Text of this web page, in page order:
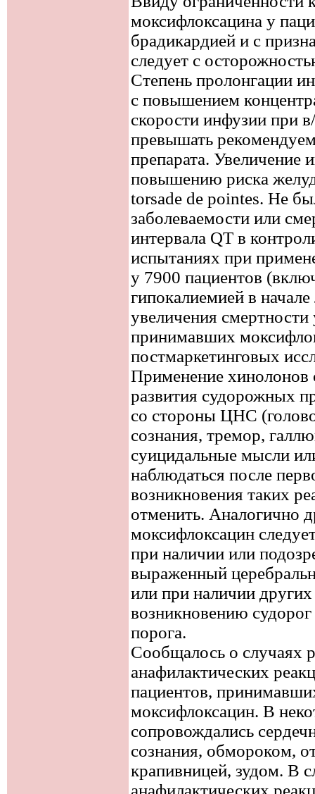
моксифлоксацина у
брадикардией и с
следует с
Степень пролонгации
с повышением
скорости инфузии при
превышать
препарата. Увеличение
повышению риска
torsade de pointes. Не
заболеваемости или
интервала QT в
испытаниях при
у 7900 пациентов
гипокалиемией в
увеличения
принимавших
постмаркетинговых
Применение хинолонов
развития судорожных
со стороны ЦНС
сознания, тремор,
суицидальные мысли
наблюдаться после
возникновения таких
отменить. Аналогично
моксифлоксацин
при наличии или
выраженный
или при наличии
возникновению
порога.
Сообщалось о случаях
анафилактических
пациентов,
моксифлоксацин. В
сопровождались
сознания, обмороком,
крапивницей, зудом. В
анафилактических